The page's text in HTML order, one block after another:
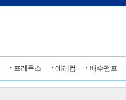
프레독스 에레컴 배수펌프